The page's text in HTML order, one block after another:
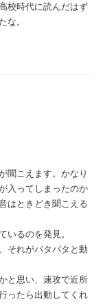
校時代に読んだはず
な。
聞こえます。かなり
入ってしまったのか
はときどき聞こえる
いるのを発見。
それがバタバタと動
と思い、速攻で近所
ったら出動してくれ